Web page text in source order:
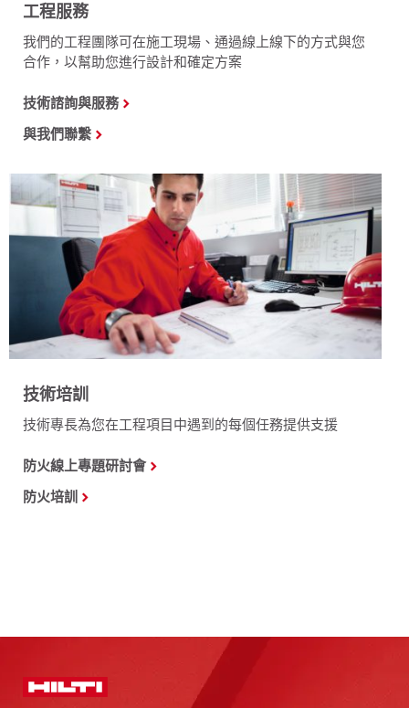
工程服務
我們的工程團隊可在施工現場、通過線上線下的方式與您
合作，以幫助您進行設計和確定方案
技術諮詢與服務
與我們聯繫
技術培訓
技術專長為您在工程項目中遇到的每個任務提供支援
防火線上專題研討會
防火培訓